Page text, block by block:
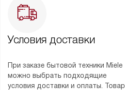
Условия доставки
При заказе бытовой техники Miele
можно выбрать подходящие
условия доставки и оплаты. Товар